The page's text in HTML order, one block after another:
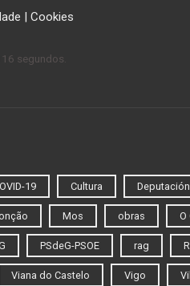
| Cookies
segundos.
19 Cultura Deputación
Mos obras O
PSdeG-PSOE rag
Viana do Castelo Vigo